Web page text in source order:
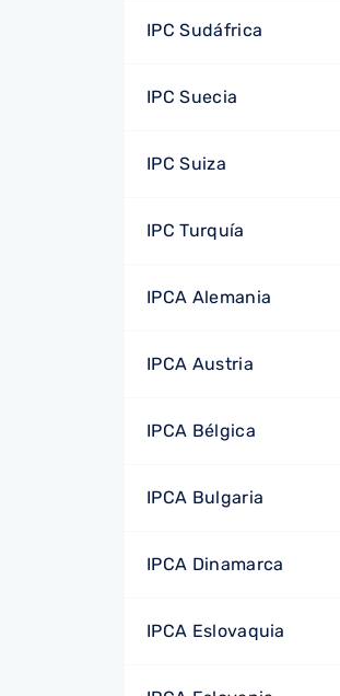
IPC Sudáfrica
IPC Suecia
IPC Suiza
IPC Turquía
IPCA Alemania
IPCA Austria
IPCA Bélgica
IPCA Bulgaria
IPCA Dinamarca
IPCA Eslovaquia